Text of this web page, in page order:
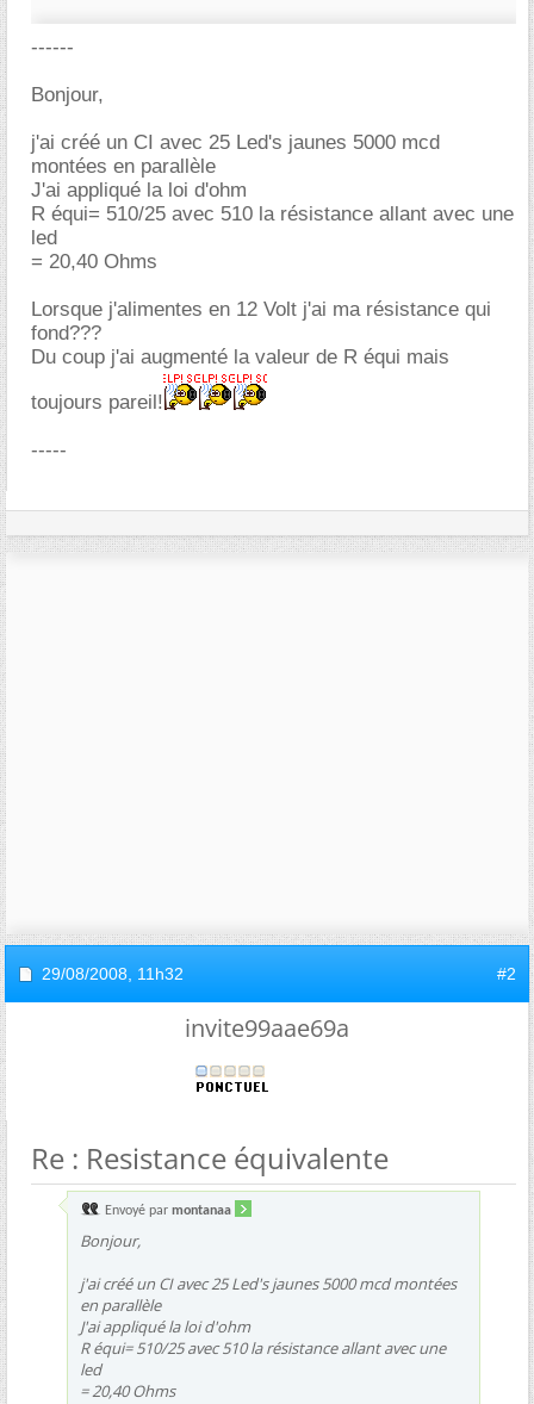
------
Bonjour,
j'ai créé un CI avec 25 Led's jaunes 5000 mcd
montées en parallèle
J'ai appliqué la loi d'ohm
R équi= 510/25 avec 510 la résistance allant avec une
led
= 20,40 Ohms
Lorsque j'alimentes en 12 Volt j'ai ma résistance qui
fond???
Du coup j'ai augmenté la valeur de R équi mais
toujours pareil!
-----
29/08/2008, 11h32 #2
invite99aae69a
Re : Resistance équivalente
Envoyé par montanaa
Bonjour,
j'ai créé un CI avec 25 Led's jaunes 5000 mcd montées
en parallèle
J'ai appliqué la loi d'ohm
R équi= 510/25 avec 510 la résistance allant avec une
led
= 20,40 Ohms